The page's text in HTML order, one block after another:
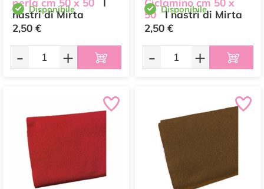
perla cm 50 x 50
nastri di Mirta
Disponibile
2,50 €
- +
Ciclamino cm 50 x
50 I nastri di Mirta
Disponibile
2,50 €
- +